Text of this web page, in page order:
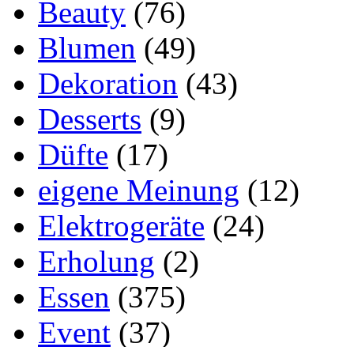
Beauty (76)
Blumen (49)
Dekoration (43)
Desserts (9)
Düfte (17)
eigene Meinung (12)
Elektrogeräte (24)
Erholung (2)
Essen (375)
Event (37)